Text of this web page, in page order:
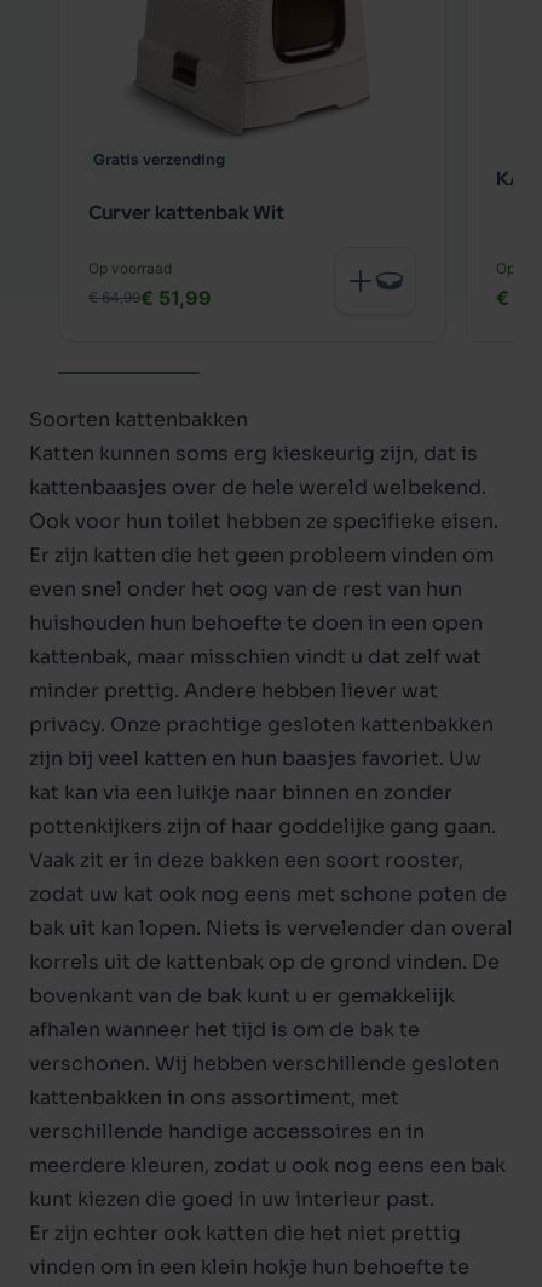
Gratis verzending
Curver kattenbak Wit
Op voorraad
€ 64,99€ 51,99
Op
€
Soorten kattenbakken
Katten kunnen soms erg kieskeurig zijn, dat is
kattenbaasjes over de hele wereld welbekend.
Ook voor hun toilet hebben ze specifieke eisen.
Er zijn katten die het geen probleem vinden om
even snel onder het oog van de rest van hun
huishouden hun behoefte te doen in een open
kattenbak, maar misschien vindt u dat zelf wat
minder prettig. Andere hebben liever wat
privacy. Onze prachtige gesloten kattenbakken
zijn bij veel katten en hun baasjes favoriet. Uw
kat kan via een luikje naar binnen en zonder
pottenkijkers zijn of haar goddelijke gang gaan.
Vaak zit er in deze bakken een soort rooster,
zodat uw kat ook nog eens met schone poten de
bak uit kan lopen. Niets is vervelender dan overal
korrels uit de kattenbak op de grond vinden. De
bovenkant van de bak kunt u er gemakkelijk
afhalen wanneer het tijd is om de bak te
verschonen. Wij hebben verschillende gesloten
kattenbakken in ons assortiment, met
verschillende handige accessoires en in
meerdere kleuren, zodat u ook nog eens een bak
kunt kiezen die goed in uw interieur past.
Er zijn echter ook katten die het niet prettig
vinden om in een klein hokje hun behoefte te